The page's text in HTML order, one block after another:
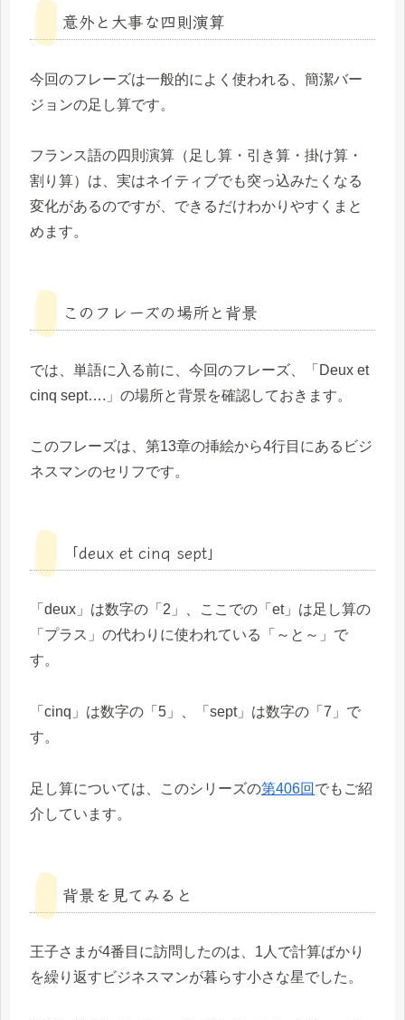
意外と大事な四則演算
今回のフレーズは一般的によく使われる、簡潔バー
ジョンの足し算です。
フランス語の四則演算（足し算・引き算・掛け算・
割り算）は、実はネイティブでも突っ込みたくなる
変化があるのですが、できるだけわかりやすくまと
めます。
このフレーズの場所と背景
では、単語に入る前に、今回のフレーズ、「Deux et
cinq sept….」の場所と背景を確認しておきます。
このフレーズは、第13章の挿絵から4行目にあるビジ
ネスマンのセリフです。
「deux et cinq sept」
「deux」は数字の「2」、ここでの「et」は足し算の
「プラス」の代わりに使われている「～と～」で
す。
「cinq」は数字の「5」、「sept」は数字の「7」で
す。
足し算については、このシリーズの第406回 でもご紹
介しています。
背景を見てみると
王子さまが4番目に訪問したのは、1人で計算ばかり
を繰り返すビジネスマンが暮らす小さな星でした。